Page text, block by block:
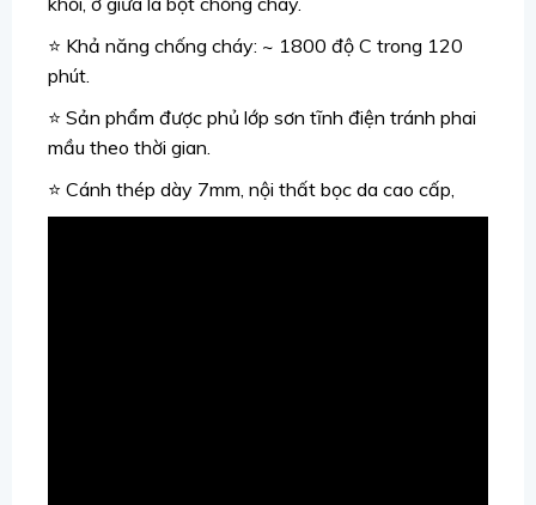
⭐ Khả năng chống cháy: ~ 1800 độ C trong 120
phút.
⭐ Sản phẩm được phủ lớp sơn tĩnh điện tránh phai
mầu theo thời gian.
⭐ Cánh thép dày 7mm, nội thất bọc da cao cấp,